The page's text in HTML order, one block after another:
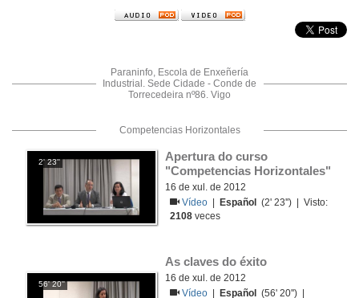
Paraninfo, Escola de Enxeñería
Industrial. Sede Cidade - Conde de
Torrecedeira nº86. Vigo
Competencias Horizontales
2' 23''
Apertura do curso
"Competencias Horizontales"
16 de xul. de 2012
Vídeo
Español
(2' 23'') | Visto:
2108 veces
56' 20''
As claves do éxito
16 de xul. de 2012
Vídeo
Español
(56' 20'') |